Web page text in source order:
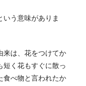
いう意味がありま
来は、花をつけてか
短く花もすぐに散っ
食べ物と言われたか